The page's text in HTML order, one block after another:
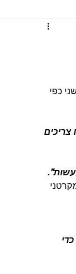
כפי